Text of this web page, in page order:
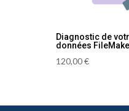
Diagnostic de
données
120,00€